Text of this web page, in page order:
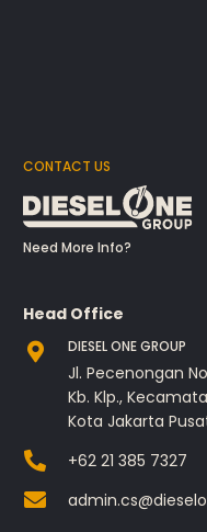
CONTACT US
Need More Info?
Head Office
DIESEL ONE GROUP
Jl. Pecenongan
Kb. Klp.,
Kota Jakarta
+62 21 385 7327